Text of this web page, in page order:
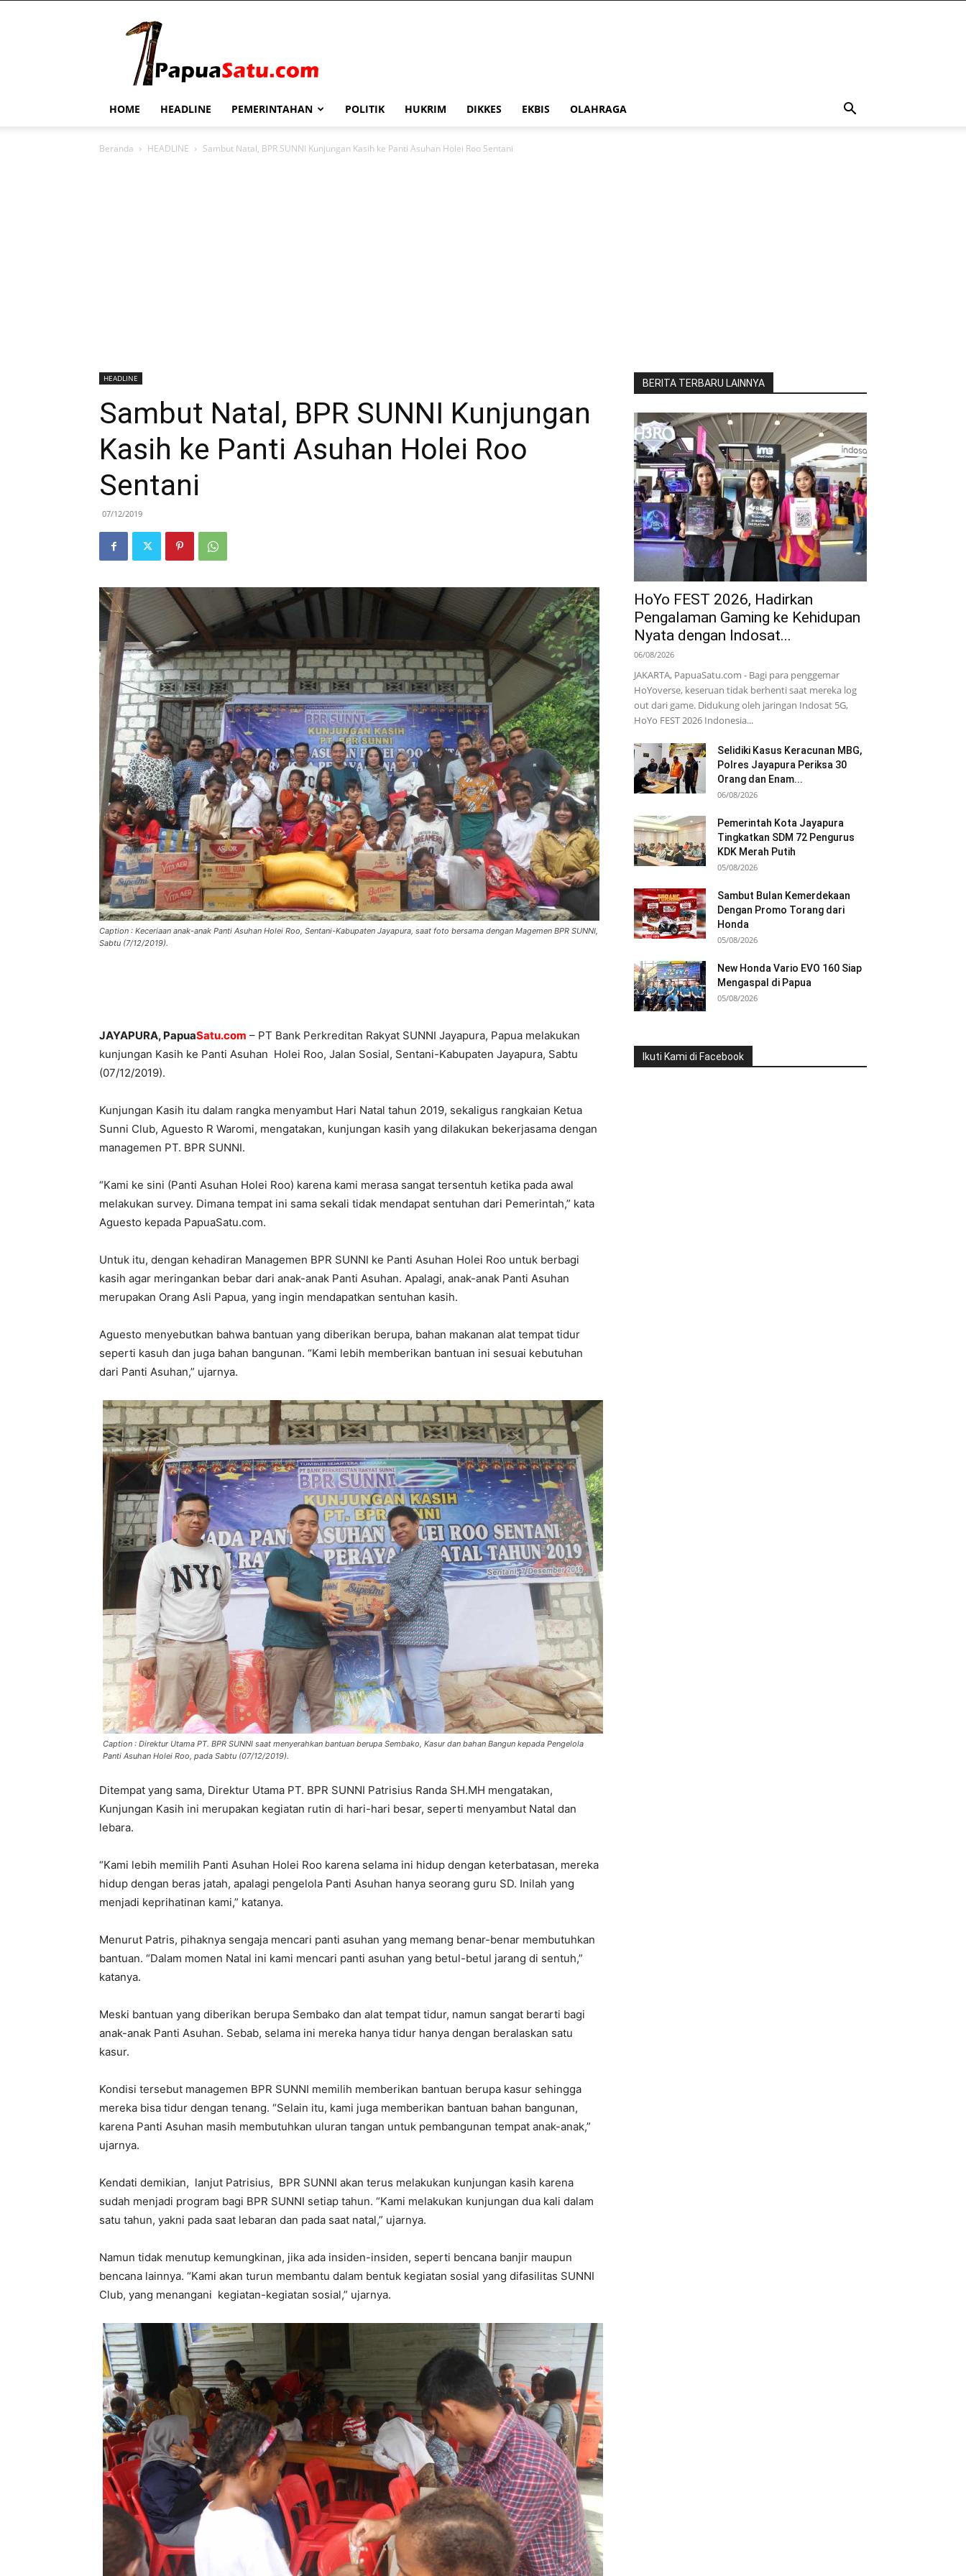
HOME HEADLINE PEMERINTAHAN POLITIK HUKRIM DIKKES EKBIS OLAHRAGA
Beranda HEADLINE Sambut Natal, BPR SUNNI Kunjungan Kasih ke Panti Asuhan Holei Roo Sentani
HEADLINE
Sambut Natal, BPR SUNNI Kunjungan
Kasih ke Panti Asuhan Holei Roo
Sentani
07/12/2019
Caption : Keceriaan anak-anak Panti Asuhan Holei Roo, Sentani-Kabupaten Jayapura, saat foto bersama dengan Magemen BPR SUNNI,
Sabtu (7/12/2019).
JAYAPURA, PapuaSatu.com – PT Bank Perkreditan Rakyat SUNNI Jayapura, Papua melakukan
kunjungan Kasih ke Panti Asuhan Holei Roo, Jalan Sosial, Sentani-Kabupaten Jayapura, Sabtu
(07/12/2019).
Kunjungan Kasih itu dalam rangka menyambut Hari Natal tahun 2019, sekaligus rangkaian Ketua
Sunni Club, Aguesto R Waromi, mengatakan, kunjungan kasih yang dilakukan bekerjasama dengan
managemen PT. BPR SUNNI.
“Kami ke sini (Panti Asuhan Holei Roo) karena kami merasa sangat tersentuh ketika pada awal
melakukan survey. Dimana tempat ini sama sekali tidak mendapat sentuhan dari Pemerintah,” kata
Aguesto kepada PapuaSatu.com.
Untuk itu, dengan kehadiran Managemen BPR SUNNI ke Panti Asuhan Holei Roo untuk berbagi
kasih agar meringankan bebar dari anak-anak Panti Asuhan. Apalagi, anak-anak Panti Asuhan
merupakan Orang Asli Papua, yang ingin mendapatkan sentuhan kasih.
Aguesto menyebutkan bahwa bantuan yang diberikan berupa, bahan makanan alat tempat tidur
seperti kasuh dan juga bahan bangunan. “Kami lebih memberikan bantuan ini sesuai kebutuhan
dari Panti Asuhan,” ujarnya.
Caption : Direktur Utama PT. BPR SUNNI saat menyerahkan bantuan berupa Sembako, Kasur dan bahan Bangun kepada Pengelola
Panti Asuhan Holei Roo, pada Sabtu (07/12/2019).
Ditempat yang sama, Direktur Utama PT. BPR SUNNI Patrisius Randa SH.MH mengatakan,
Kunjungan Kasih ini merupakan kegiatan rutin di hari-hari besar, seperti menyambut Natal dan
lebara.
“Kami lebih memilih Panti Asuhan Holei Roo karena selama ini hidup dengan keterbatasan, mereka
hidup dengan beras jatah, apalagi pengelola Panti Asuhan hanya seorang guru SD. Inilah yang
menjadi keprihatinan kami,” katanya.
Menurut Patris, pihaknya sengaja mencari panti asuhan yang memang benar-benar membutuhkan
bantuan. “Dalam momen Natal ini kami mencari panti asuhan yang betul-betul jarang di sentuh,”
katanya.
Meski bantuan yang diberikan berupa Sembako dan alat tempat tidur, namun sangat berarti bagi
anak-anak Panti Asuhan. Sebab, selama ini mereka hanya tidur hanya dengan beralaskan satu
kasur.
Kondisi tersebut managemen BPR SUNNI memilih memberikan bantuan berupa kasur sehingga
mereka bisa tidur dengan tenang. “Selain itu, kami juga memberikan bantuan bahan bangunan,
karena Panti Asuhan masih membutuhkan uluran tangan untuk pembangunan tempat anak-anak,”
ujarnya.
Kendati demikian, lanjut Patrisius, BPR SUNNI akan terus melakukan kunjungan kasih karena
sudah menjadi program bagi BPR SUNNI setiap tahun. “Kami melakukan kunjungan dua kali dalam
satu tahun, yakni pada saat lebaran dan pada saat natal,” ujarnya.
Namun tidak menutup kemungkinan, jika ada insiden-insiden, seperti bencana banjir maupun
bencana lainnya. “Kami akan turun membantu dalam bentuk kegiatan sosial yang difasilitas SUNNI
Club, yang menangani kegiatan-kegiatan sosial,” ujarnya.
BERITA TERBARU LAINNYA
HoYo FEST 2026, Hadirkan
Pengalaman Gaming ke Kehidupan
Nyata dengan Indosat...
06/08/2026
JAKARTA, PapuaSatu.com - Bagi para penggemar
HoYoverse, keseruan tidak berhenti saat mereka log
out dari game. Didukung oleh jaringan Indosat 5G,
HoYo FEST 2026 Indonesia...
Selidiki Kasus Keracunan MBG,
Polres Jayapura Periksa 30
Orang dan Enam...
06/08/2026
Pemerintah Kota Jayapura
Tingkatkan SDM 72 Pengurus
KDK Merah Putih
05/08/2026
Sambut Bulan Kemerdekaan
Dengan Promo Torang dari
Honda
05/08/2026
New Honda Vario EVO 160 Siap
Mengaspal di Papua
05/08/2026
Ikuti Kami di Facebook